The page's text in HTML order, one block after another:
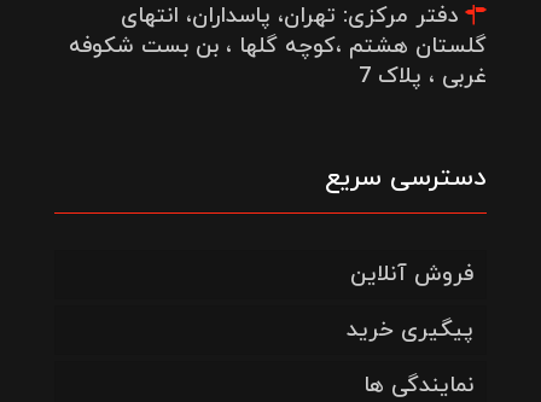
دفتر مرکزی: تهران، پاسداران، انتهای
گلستان هشتم ،کوچه گلها ، بن بست شکوفه
غربی ، پلاک 7
دسترسی سریع
فروش آنلاین
پیگیری خرید
نمایندگی ها